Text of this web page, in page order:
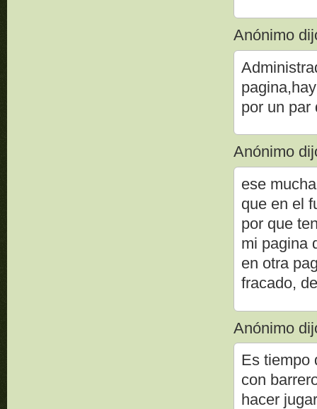
Anónimo
por un par
Anónimo
ese
que en el
por que
mi pagina
en otra
fracado,
Anónimo
Es tiempo
con
hacer